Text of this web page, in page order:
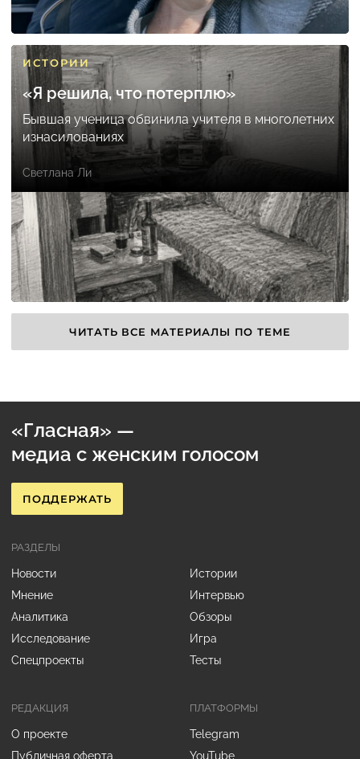
ИСТОРИИ
«Я решила, что потерплю»
Бывшая ученица обвинила учителя в многолетних
изнасилованиях
Светлана Ли
ЧИТАТЬ ВСЕ МАТЕРИАЛЫ ПО ТЕМЕ
«Гласная» —
медиа с женским голосом
ПОДДЕРЖАТЬ
РЕДАКЦИЯ
О проекте
Публичная оферта
РАЗДЕЛЫ
Новости
Истории
Мнение
Интервью
Аналитика
Обзоры
Исследование
Игра
Спецпроекты
Тесты
ПЛАТФОРМЫ
Telegram
YouTube